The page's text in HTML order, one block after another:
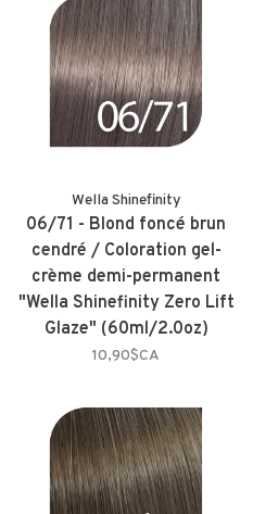
Wella Shinefinity
06/71 - Blond foncé brun
cendré / Coloration gel-
crème demi-permanent
"Wella Shinefinity Zero Lift
Glaze" (60ml/2.0oz)
10,90$CA